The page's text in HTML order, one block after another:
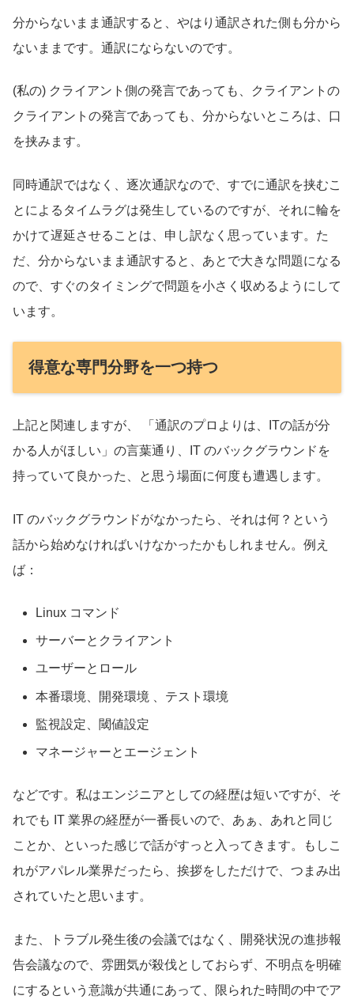
分からないまま通訳すると、やはり通訳された側も分から
ないままです。通訳にならないのです。
(私の) クライアント側の発言であっても、クライアントの
クライアントの発言であっても、分からないところは、口
を挟みます。
同時通訳ではなく、逐次通訳なので、すでに通訳を挟むこ
とによるタイムラグは発生しているのですが、それに輪を
かけて遅延させることは、申し訳なく思っています。た
だ、分からないまま通訳すると、あとで大きな問題になる
ので、すぐのタイミングで問題を小さく収めるようにして
います。
得意な専門分野を一つ持つ
上記と関連しますが、 「通訳のプロよりは、ITの話が分
かる人がほしい」の言葉通り、IT のバックグラウンドを
持っていて良かった、と思う場面に何度も遭遇します。
IT のバックグラウンドがなかったら、それは何？という
話から始めなければいけなかったかもしれません。例え
ば：
Linux コマンド
サーバーとクライアント
ユーザーとロール
本番環境、開発環境 、テスト環境
監視設定、閾値設定
マネージャーとエージェント
などです。私はエンジニアとしての経歴は短いですが、そ
れでも IT 業界の経歴が一番長いので、あぁ、あれと同じ
ことか、といった感じで話がすっと入ってきます。もしこ
れがアパレル業界だったら、挨拶をしただけで、つまみ出
されていたと思います。
また、トラブル発生後の会議ではなく、開発状況の進捗報
告会議なので、雰囲気が殺伐としておらず、不明点を明確
にするという意識が共通にあって、限られた時間の中でア